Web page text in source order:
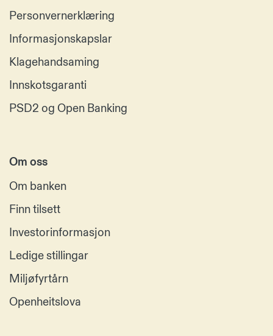
Personvernerklæring
Informasjonskapslar
Klagehandsaming
Innskotsgaranti
PSD2 og Open Banking
Om oss
Om banken
Finn tilsett
Investorinformasjon
Ledige stillingar
Miljøfyrtårn
Openheitslova